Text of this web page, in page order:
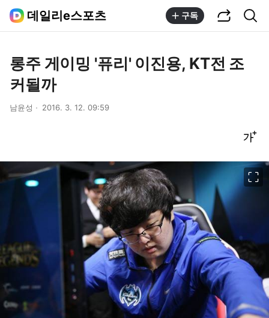
데일리e스포츠 구독
롱주 게이밍 '퓨리' 이진용, KT전 조
커될까
남윤성 2016. 3. 12. 09:59